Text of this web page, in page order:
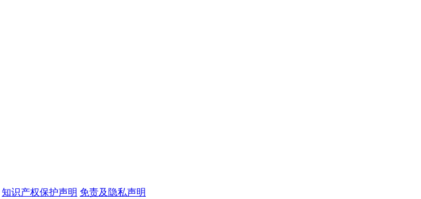
知识产权保护声明 免责及隐私声明